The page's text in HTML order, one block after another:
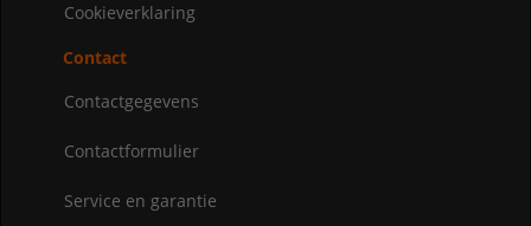
Cookieverklaring
Contact
Contactgegevens
Contactformulier
Service en garantie